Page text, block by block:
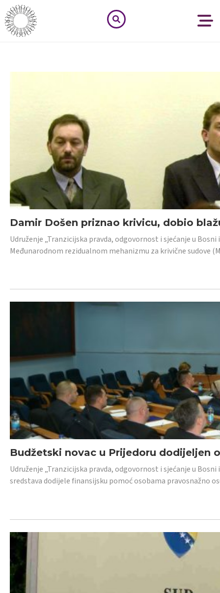
Damir Došen priznao krivicu, dobio
Udruženje „Tranzicijska pravda, odgovornost i sjećanje u
Međunarodnom rezidualnom mehanizmu za krivične sudove
Budžetski novac u Prijedoru dodijeljen
Udruženje „Tranzicijska pravda, odgovornost i sjećanje u
sredstava dodijele finansijsku pomoć osobama pravosnažno